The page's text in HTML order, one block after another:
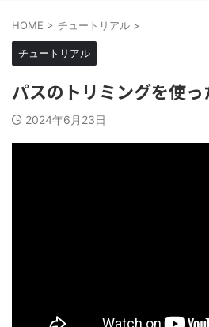
HOME > チュートリアル >
チュートリアル
パスのトリミングを使
2024年6月23日